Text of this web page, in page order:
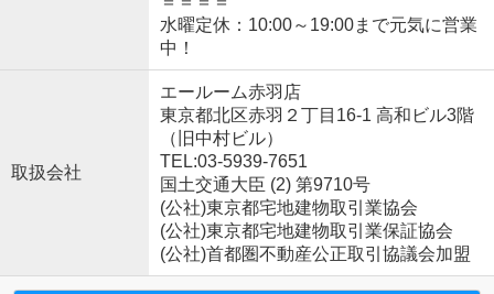
水曜定休：10:00～19:00まで元気に営業
中！
取扱会社
エールーム赤羽店
東京都北区赤羽２丁目16-1 高和ビル3階
（旧中村ビル）
TEL:03-5939-7651
国土交通大臣 (2) 第9710号
(公社)東京都宅地建物取引業協会
(公社)東京都宅地建物取引業保証協会
(公社)首都圏不動産公正取引協議会加盟